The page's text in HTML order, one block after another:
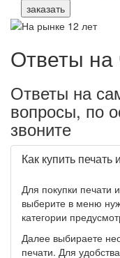
заказать
Ответы на
Ответы на
вопросы, по
звоните
Как купить
Для покупки
выберите в меню
категории
Далее выбираете
печати. Для